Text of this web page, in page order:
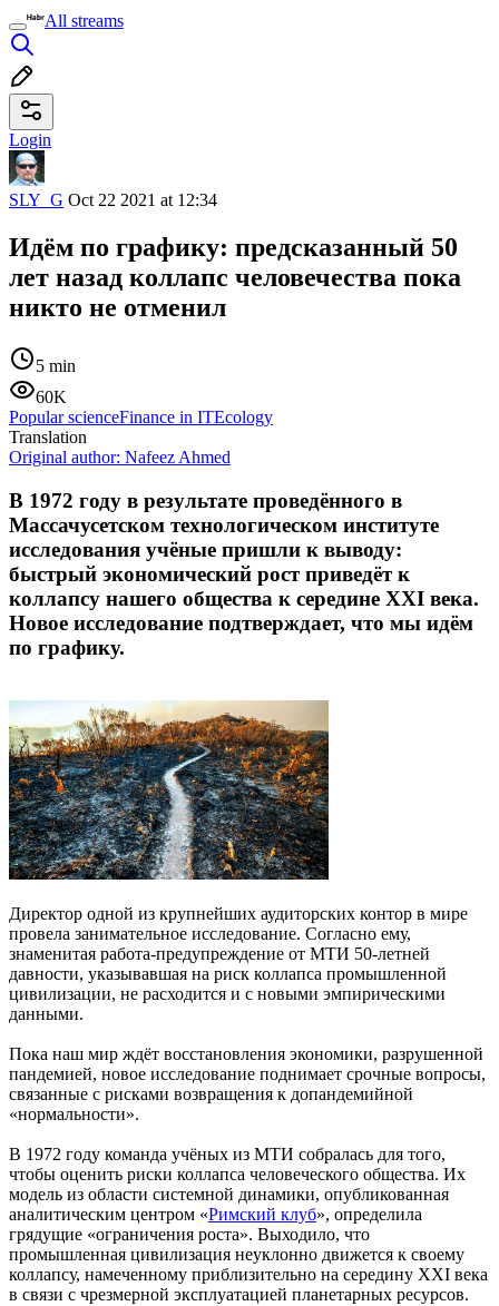
All streams
Login
SLY_G Oct 22 2021 at 12:34
Идём по графику: предсказанный 50
лет назад коллапс человечества пока
никто не отменил
5 min
60K
Popular scienceFinance in ITEcology
Translation
Original author: Nafeez Ahmed
В 1972 году в результате проведённого в
Массачусетском технологическом институте
исследования учёные пришли к выводу:
быстрый экономический рост приведёт к
коллапсу нашего общества к середине XXI века.
Новое исследование подтверждает, что мы идём
по графику.
Директор одной из крупнейших аудиторских контор в мире
провела занимательное исследование. Согласно ему,
знаменитая работа-предупреждение от МТИ 50-летней
давности, указывавшая на риск коллапса промышленной
цивилизации, не расходится и с новыми эмпирическими
данными.
Пока наш мир ждёт восстановления экономики, разрушенной
пандемией, новое исследование поднимает срочные вопросы,
связанные с рисками возвращения к допандемийной
«нормальности».
В 1972 году команда учёных из МТИ собралась для того,
чтобы оценить риски коллапса человеческого общества. Их
модель из области системной динамики, опубликованная
аналитическим центром «Римский клуб», определила
грядущие «ограничения роста». Выходило, что
промышленная цивилизация неуклонно движется к своему
коллапсу, намеченному приблизительно на середину XXI века
в связи с чрезмерной эксплуатацией планетарных ресурсов.